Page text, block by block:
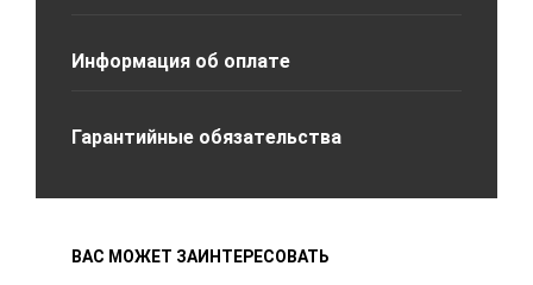
Информация об оплате
Гарантийные обязательства
ВАС МОЖЕТ ЗАИНТЕРЕСОВАТЬ